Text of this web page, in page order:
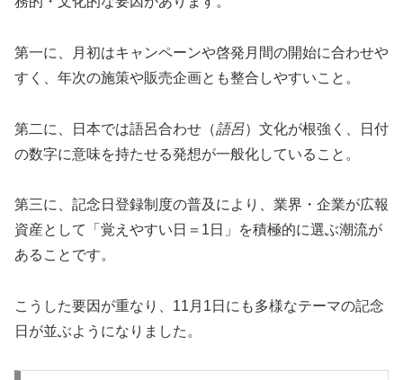
第一に、月初はキャンペーンや啓発月間の開始に合わせや
すく、年次の施策や販売企画とも整合しやすいこと。
第二に、日本では語呂合わせ（語呂）文化が根強く、日付
の数字に意味を持たせる発想が一般化していること。
第三に、記念日登録制度の普及により、業界・企業が広報
資産として「覚えやすい日＝1日」を積極的に選ぶ潮流が
あることです。
こうした要因が重なり、11月1日にも多様なテーマの記念
日が並ぶようになりました。